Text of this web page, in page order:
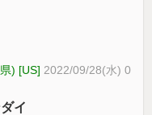
) [US] 2022/09/28(水) 0
イ